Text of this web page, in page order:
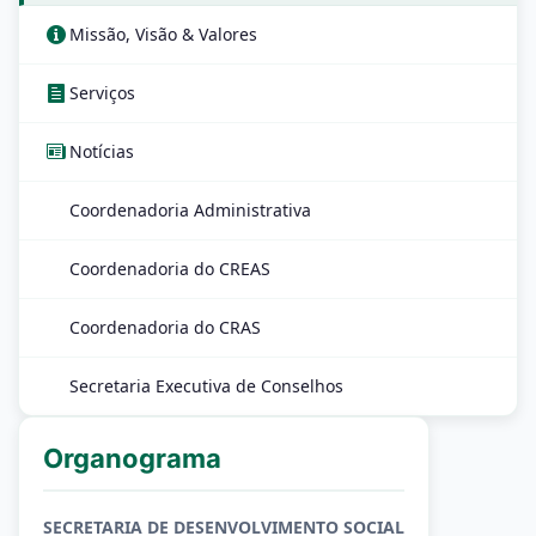
Missão, Visão & Valores
Serviços
Notícias
Coordenadoria Administrativa
Coordenadoria do CREAS
Coordenadoria do CRAS
Secretaria Executiva de Conselhos
Organograma
SECRETARIA DE DESENVOLVIMENTO SOCIAL